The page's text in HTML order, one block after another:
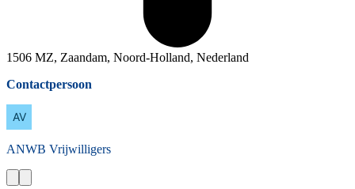
1506 MZ, Zaandam, Noord-Holland, Nederland
Contactpersoon
ANWB Vrijwilligers